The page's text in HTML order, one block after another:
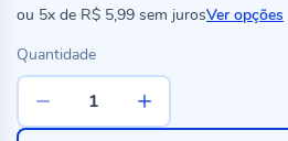
ou 5x de R$ 5,99 sem jurosVer opções
Quantidade